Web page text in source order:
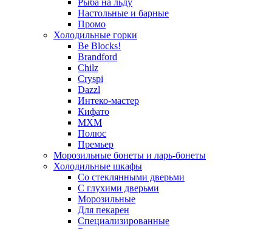
Настольные и барные
Промо
Холодильные горки
Be Blocks!
Brandford
Chilz
Cryspi
Dazzl
Интеко-мастер
Кифато
МХМ
Полюс
Премьер
Морозильные бонеты и ларь-бонеты
Холодильные шкафы
Со стеклянными дверьми
С глухими дверьми
Морозильные
Для пекарен
Специализированные